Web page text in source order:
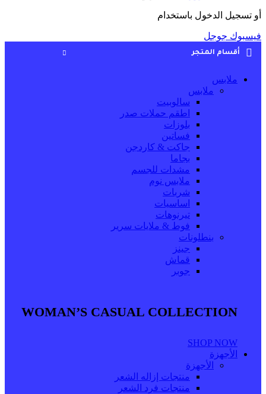
أو تسجيل الدخول باستخدام
فيسبوك جوجل
أقسام المتجر
ملابس
ملابس
سالوبيت
اطقم حملات صدر
بلوزات
فساتين
جاكت & كاردجن
بجاما
مشدات للجسم
ملابس نوم
شربات
اساسيات
تيرنوهات
فوط & ملايات سرير
بنطلونات
جينز
قماش
جوبر
WOMAN’S CASUAL COLLECTION
SHOP NOW
الأجهزة
الأجهزة
منتجات إزاله الشعر
منتجات فرد الشعر